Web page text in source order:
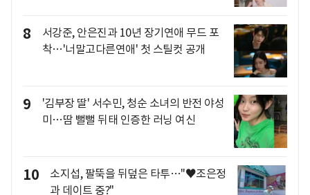
8
서강준, 안은진과 10년 장기연애 무드 포
착…'너말고다른연애' 첫 스틸컷 공개
9
'김부장 딸' 서수민, 청순 소녀의 반전 야성
미…땀 뻘뻘 뒤태 인증한 러닝 여신
10
소지섭, 팔뚝을 뒤덮은 타투…"♥조은정
과 데이트 중?"